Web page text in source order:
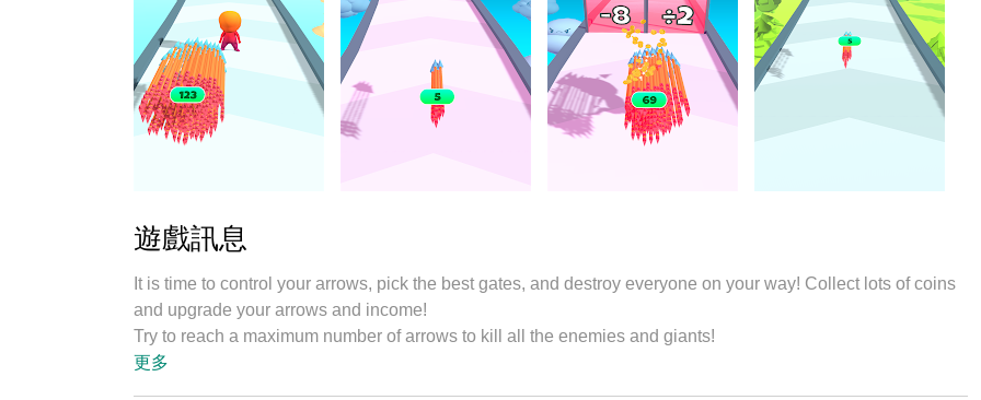
遊戲訊息
It is time to control your arrows, pick the best gates, and destroy everyone on your way! Collect lots of coins
and upgrade your arrows and income!
Try to reach a maximum number of arrows to kill all the enemies and giants!
Become the master of arrow control!
更多